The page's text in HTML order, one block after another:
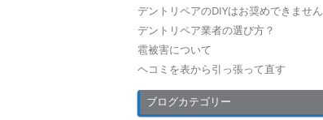
デントリペアのDIYはお奨めできません
デントリペア業者の選び方？
雹被害について
ヘコミを表から引っ張って直す
ブログカテゴリー